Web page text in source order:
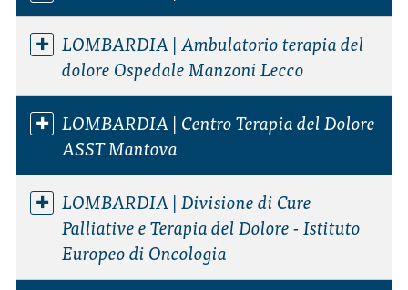
LOMBARDIA | Ambulatorio terapia del
dolore Ospedale Manzoni Lecco
LOMBARDIA | Centro Terapia del Dolore
ASST Mantova
LOMBARDIA | Divisione di Cure
Palliative e Terapia del Dolore - Istituto
Europeo di Oncologia